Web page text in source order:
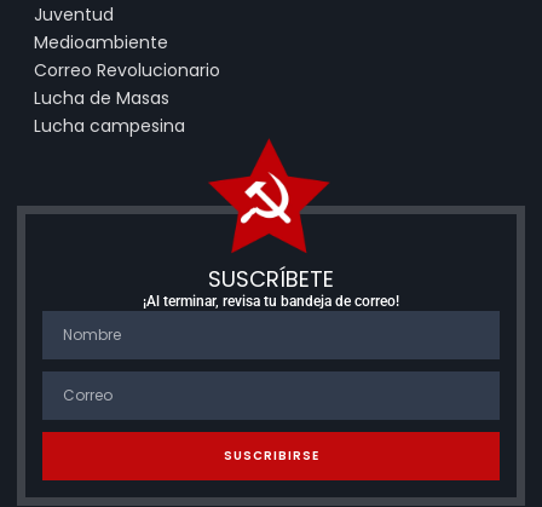
Juventud
Medioambiente
Correo Revolucionario
Lucha de Masas
Lucha campesina
SUSCRÍBETE
¡Al terminar, revisa tu bandeja de correo!
SUSCRIBIRSE